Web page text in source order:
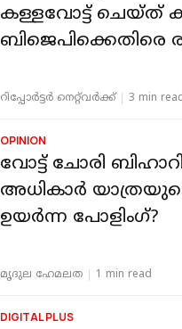
കള്ളവോട്ട് ചെയ്ത്
ബിജെപിക്കെതിരെ
റിപ്പോർട്ടർ നെറ്റ്‌വര്‍ക്ക്‌ 3 min
OPINION
വോട്ട് ചോരി
അധികാർ
ഉയർന്ന പോളിംഗ്?
മൃദുല ഹേമലത 1 min read
DIGITAL PLUS